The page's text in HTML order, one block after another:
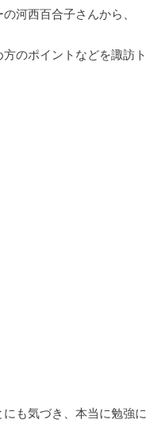
河西百合子さんから、
のポイントなどを諏訪ト
も気づき、本当に勉強に